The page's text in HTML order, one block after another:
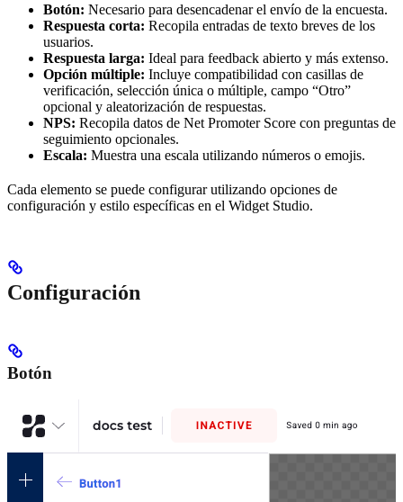
Botón: Necesario para desencadenar el envío de la encuesta.
Respuesta corta: Recopila entradas de texto breves de los
usuarios.
Respuesta larga: Ideal para feedback abierto y más extenso.
Opción múltiple: Incluye compatibilidad con casillas de
verificación, selección única o múltiple, campo “Otro”
opcional y aleatorización de respuestas.
NPS: Recopila datos de Net Promoter Score con preguntas de
seguimiento opcionales.
Escala: Muestra una escala utilizando números o emojis.
Cada elemento se puede configurar utilizando opciones de
configuración y estilo específicas en el Widget Studio.
Configuración
Botón